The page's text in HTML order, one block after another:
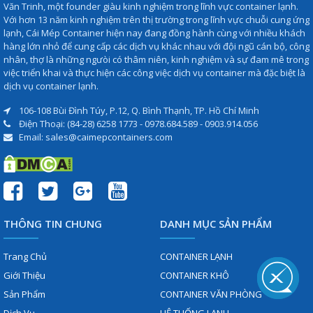
Văn Trinh, một founder giàu kinh nghiệm trong lĩnh vực container lạnh.
Với hơn 13 năm kinh nghiệm trên thị trường trong lĩnh vực chuỗi cung ứng
lạnh, Cái Mép Container hiện nay đang đồng hành cùng với nhiều khách
hàng lớn nhỏ để cung cấp các dịch vụ khác nhau với đội ngũ cán bộ, công
nhân, thợ là những ngưòi có thâm niên, kinh nghiệm và sự đam mê trong
việc triển khai và thực hiện các công việc dịch vụ container mà đặc biệt là
dịch vụ container lạnh.
106-108 Bùi Đình Túy, P.12, Q. Bình Thạnh, TP. Hồ Chí Minh
Điện Thoại: (84-28) 6258 1773 - 0978.684.589 - 0903.914.056
Email: sales@caimepcontainers.com
THÔNG TIN CHUNG
Trang Chủ
Giới Thiệu
Sản Phẩm
DANH MỤC SẢN PHẨM
CONTAINER LẠNH
CONTAINER KHÔ
CONTAINER VĂN PHÒNG